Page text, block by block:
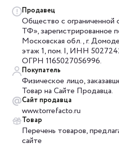
Продавец
Общество с
ТФ», зарегистрированное
Московская обл., г.
этаж 1, пом. I, ИНН
ОГРН 1165027056996.
Покупатель
Физическое лицо,
Товар на Сайте Продавца.
Сайт продавца
www.torrefacto.ru
Товар
Перечень товаров,
сайте